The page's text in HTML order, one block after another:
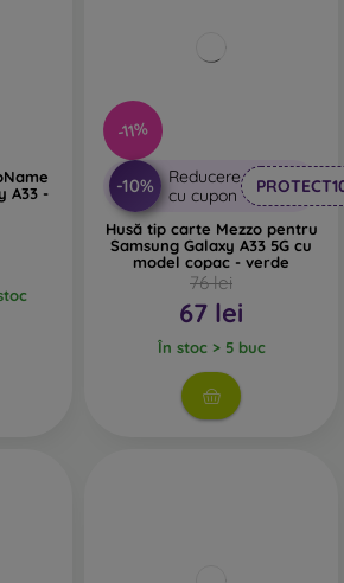
A33 -
-11%
-10%
Reducere
cu cupon
Husă tip carte Mezzo pentru
Samsung Galaxy A33 5G cu
model copac - verde
76 lei
67 lei
În stoc > 5 buc